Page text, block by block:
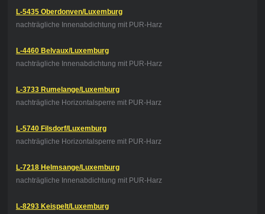
L-5435 Oberdonven/Luxemburg
nachträgliche Innenabdichtung mit PUR-Harz
L-4460 Belvaux/Luxemburg
nachträgliche Innenabdichtung mit PUR-Harz
L-3733 Rumelange/Luxemburg
nachträgliche Horizontalsperre mit PUR-Harz
L-5740 Filsdorf/Luxemburg
nachträgliche Horizontalsperre mit PUR-Harz
L-7218 Helmsange/Luxemburg
nachträgliche Innenabdichtung mit PUR-Harz
L-8293 Keispelt/Luxemburg